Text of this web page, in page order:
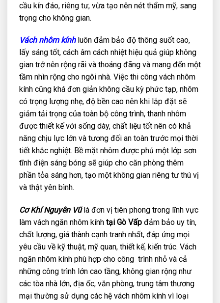
cầu kín đáo, riêng tư, vừa tạo nên nét thẩm mỹ, sang
trọng cho không gian.
Vách nhôm kínhluôn đảm bảo độ thông suốt cao,
lấy sáng tốt, cách âm cách nhiệt hiệu quả giúp không
gian trở nên rộng rãi và thoáng đãng và mang đến một
tầm nhìn rộng cho ngôi nhà. Việc thi công vách nhôm
kính cũng khá đơn giản không cầu kỳ phức tạp, nhôm
có trọng lượng nhẹ, độ bền cao nên khi lắp đặt sẽ
giảm tải trọng của toàn bộ công trình, thanh nhôm
được thiết kế với sống dày, chất liệu tốt nên có khả
năng chịu lực lớn và tương đối an toàn trước mọi thời
tiết khắc nghiệt. Bề mặt nhôm được phủ một lớp sơn
tĩnh điện sáng bóng sẽ giúp cho căn phòng thêm
phần tỏa sáng hơn, tạo một không gian riêng tư thú vị
và thật yên bình.
Cơ Khí Nguyên Vũ là đơn vị tiên phong trong lĩnh vực
làm vách ngăn nhôm kính tại Gò Vấp đảm bảo uy tín,
chất lượng, giá thành cạnh tranh nhất, đáp ứng mọi
yêu cầu về kỹ thuật, mỹ quan, thiết kế, kiến trúc. Vách
ngăn nhôm kính phù hợp cho công trình nhỏ và cả
những công trình lớn cao tầng, không gian rộng như
các tòa nhà lớn, địa ốc, văn phòng, trung tâm thương
mại thường sử dụng các hệ vách nhôm kính vì loại